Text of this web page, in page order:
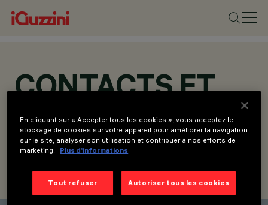
CONTACTS ET
ADRESSES
TROUVER UN CONTACT ENVOYER LA DEMANDE
En cliquant sur « Accepter tous les cookies », vous acceptez le
stockage de cookies sur votre appareil pour améliorer la navigation
sur le site, analyser son utilisation et contribuer à nos efforts de
marketing.
Plus d’informations
Tout refuser Autoriser tous les cookies